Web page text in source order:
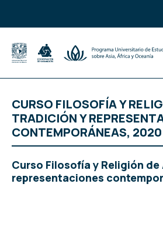
CURSO FILOSOFÍA Y
TRADICIÓN Y
CONTEMPORÁNEAS, 2020
Curso Filosofía y Religión
representaciones